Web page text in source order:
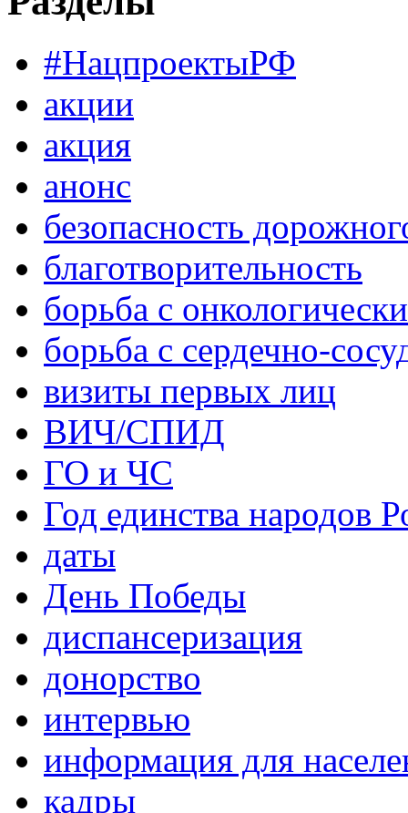
#НацпроектыРФ
акции
акция
анонс
безопасность
благотворительность
борьба с
борьба с сердечно-
визиты первых лиц
ВИЧ/СПИД
ГО и ЧС
Год единства народов
даты
День Победы
диспансеризация
донорство
интервью
информация для
кадры